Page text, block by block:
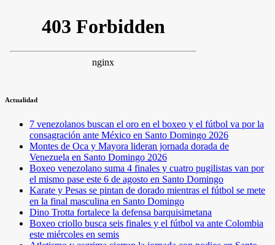
Actualidad
7 venezolanos buscan el oro en el boxeo y el fútbol va por la
consagración ante México en Santo Domingo 2026
Montes de Oca y Mayora lideran jornada dorada de
Venezuela en Santo Domingo 2026
Boxeo venezolano suma 4 finales y cuatro pugilistas van por
el mismo pase este 6 de agosto en Santo Domingo
Karate y Pesas se pintan de dorado mientras el fútbol se mete
en la final masculina en Santo Domingo
Dino Trotta fortalece la defensa barquisimetana
Boxeo criollo busca seis finales y el fútbol va ante Colombia
este miércoles en semis